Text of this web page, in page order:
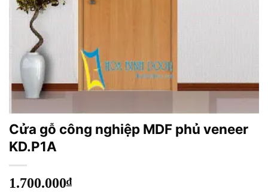
Cửa gỗ công nghiệp MDF phủ veneer
KD.P1A
1.700.000₫